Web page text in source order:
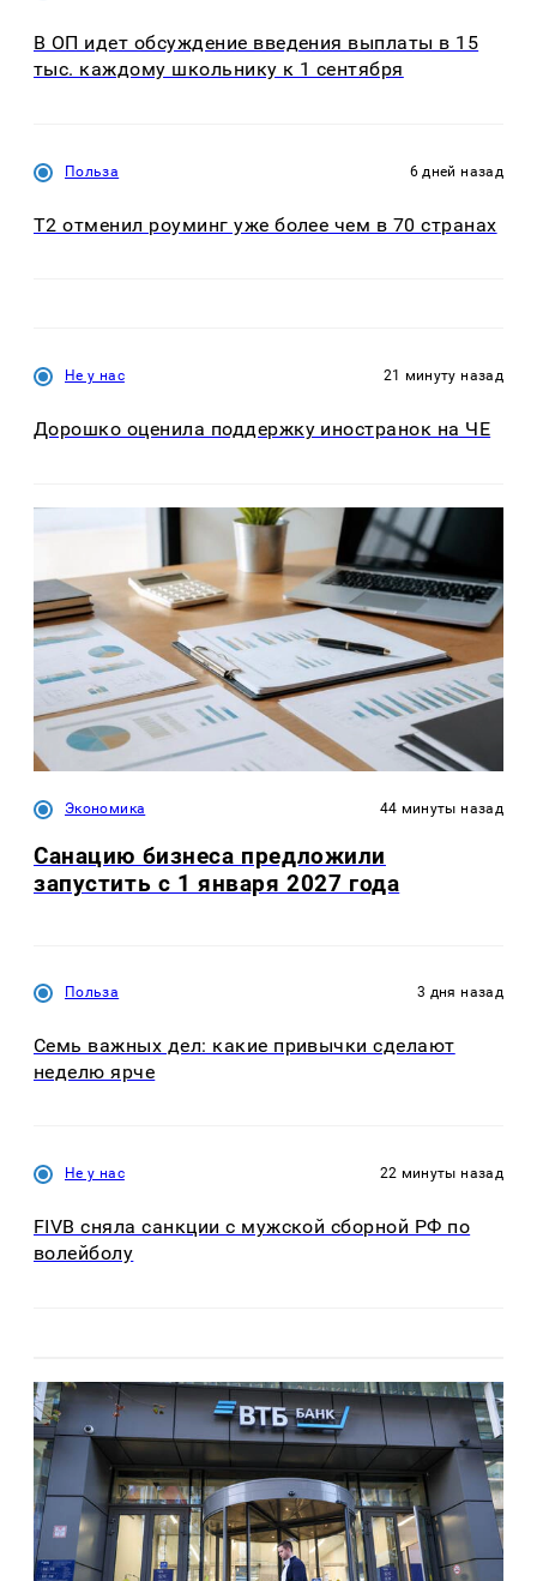
В ОП идет обсуждение введения выплаты в 15
тыс. каждому школьнику к 1 сентября
Польза 6 дней назад
Т2 отменил роуминг уже более чем в 70 странах
Не у нас 21 минуту назад
Дорошко оценила поддержку иностранок на ЧЕ
Экономика 44 минуты назад
Санацию бизнеса предложили
запустить с 1 января 2027 года
Польза 3 дня назад
Семь важных дел: какие привычки сделают
неделю ярче
Не у нас 22 минуты назад
FIVB сняла санкции с мужской сборной РФ по
волейболу